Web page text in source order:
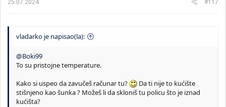
:
25.07.2024. #117
vladarko je napisao(la):
@Boki99
To su pristojne temperature.
Kako si uspeo da zavučeš računar tu?
Da ti nije to kućište
stišnjeno kao šunka ? Možeš li da skloniš tu policu što je iznad
kućišta?